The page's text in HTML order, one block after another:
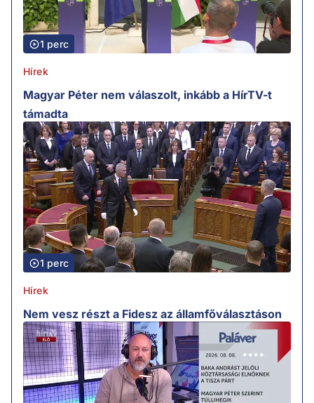
1 perc
Hírek
Magyar Péter nem válaszolt, inkább a HírTV-t
támadta
1 perc
Hírek
Nem vesz részt a Fidesz az államfőválasztáson